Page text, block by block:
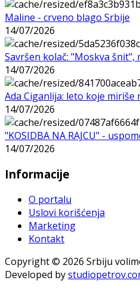
Maline - crveno blago Srbije
14/07/2026
Savršen kolač: "Moskva
14/07/2026
Ada Ciganlija: leto koje
14/07/2026
"KOSIDBA NA RAJCU" -
14/07/2026
Informacije
O portalu
Uslovi korišćenja
Marketing
Kontakt
Copyright © 2026 Srbiju
Developed by